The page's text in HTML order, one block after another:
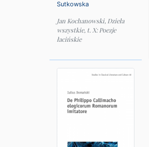
Sutkowska
Jan Kochanowski, Dzieła
wszystkie, t. X: Poezje
łacińskie